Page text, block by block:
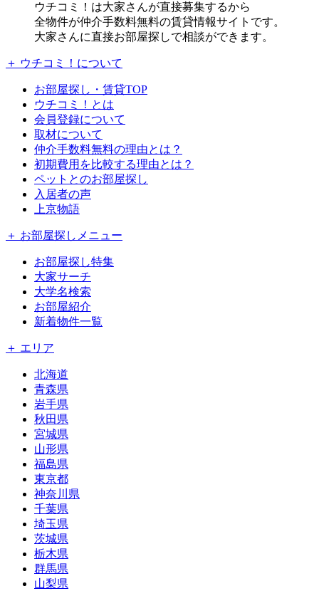
ウチコミ！は大家さんが直接募集するから
全物件が仲介手数料無料の賃貸情報サイトです。
大家さんに直接お部屋探しで相談ができます。
＋ ウチコミ！について
お部屋探し・賃貸TOP
ウチコミ！とは
会員登録について
取材について
仲介手数料無料の理由とは？
初期費用を比較する理由とは？
ペットとのお部屋探し
入居者の声
上京物語
＋ お部屋探しメニュー
お部屋探し特集
大家サーチ
大学名検索
お部屋紹介
新着物件一覧
＋ エリア
北海道
青森県
岩手県
秋田県
宮城県
山形県
福島県
東京都
神奈川県
千葉県
埼玉県
茨城県
栃木県
群馬県
山梨県